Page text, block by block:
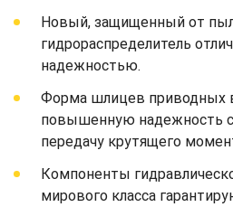
Новый, защищенный от
гидрораспределитель
надежностью.
Форма шлицев приводных
повышенную надежность
передачу крутящего
Компоненты
мирового класса